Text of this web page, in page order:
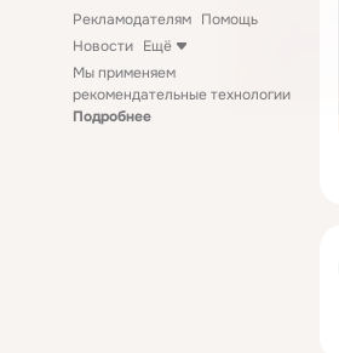
Рекламодателям Помощь
Новости Ещё
Мы применяем
рекомендательные технологии
Подробнее